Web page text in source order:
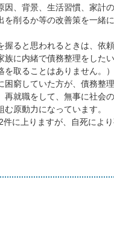
、背景、生活習慣、家計
削るか等の改善策を一緒
ると思われるときは、依
に内緒で債務整理をした
取ることはありません。）
窮していた方が、債務整
就職をして、無事に社会
原動力になっています。
に上りますが、自死によ